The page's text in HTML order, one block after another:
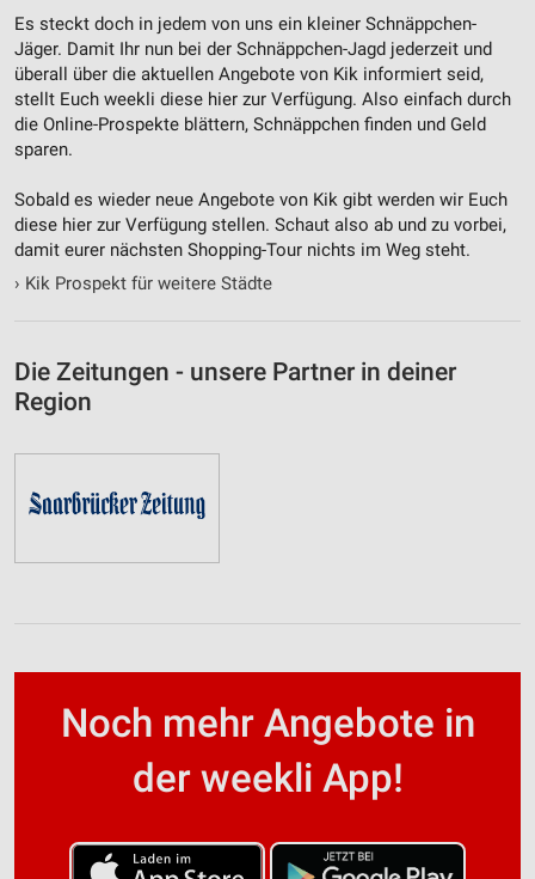
Es steckt doch in jedem von uns ein kleiner Schnäppchen-
Jäger. Damit Ihr nun bei der Schnäppchen-Jagd jederzeit und
überall über die aktuellen Angebote von Kik informiert seid,
stellt Euch weekli diese hier zur Verfügung. Also einfach durch
die Online-Prospekte blättern, Schnäppchen finden und Geld
sparen.
Sobald es wieder neue Angebote von Kik gibt werden wir Euch
diese hier zur Verfügung stellen. Schaut also ab und zu vorbei,
damit eurer nächsten Shopping-Tour nichts im Weg steht.
› Kik Prospekt für weitere Städte
Die Zeitungen - unsere Partner in deiner
Region
Noch mehr Angebote in
der weekli App!
Funktional
Werbung